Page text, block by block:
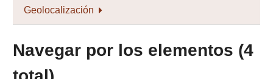
Geolocalización
Navegar por los elementos (4